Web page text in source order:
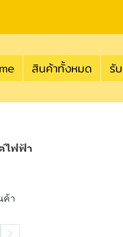
สินค้าทั้งหมด รั
ไฟฟ้า
ค้า